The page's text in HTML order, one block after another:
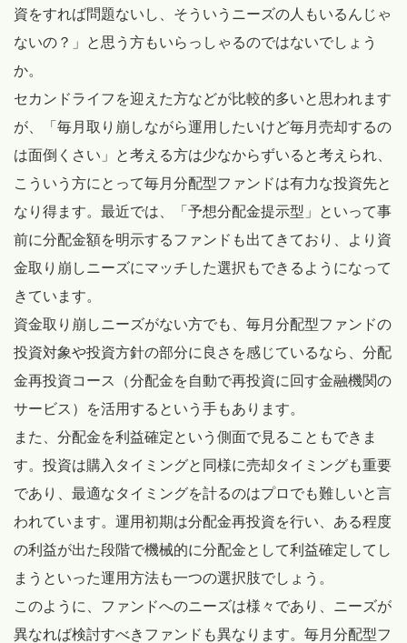
資をすれば問題ないし、そういうニーズの人もいるんじゃ
ないの？」と思う方もいらっしゃるのではないでしょう
か。
セカンドライフを迎えた方などが比較的多いと思われます
が、「毎月取り崩しながら運用したいけど毎月売却するの
は面倒くさい」と考える方は少なからずいると考えられ、
こういう方にとって毎月分配型ファンドは有力な投資先と
なり得ます。最近では、「予想分配金提示型」といって事
前に分配金額を明示するファンドも出てきており、より資
金取り崩しニーズにマッチした選択もできるようになって
きています。
資金取り崩しニーズがない方でも、毎月分配型ファンドの
投資対象や投資方針の部分に良さを感じているなら、分配
金再投資コース（分配金を自動で再投資に回す金融機関の
サービス）を活用するという手もあります。
また、分配金を利益確定という側面で見ることもできま
す。投資は購入タイミングと同様に売却タイミングも重要
であり、最適なタイミングを計るのはプロでも難しいと言
われています。運用初期は分配金再投資を行い、ある程度
の利益が出た段階で機械的に分配金として利益確定してし
まうといった運用方法も一つの選択肢でしょう。
このように、ファンドへのニーズは様々であり、ニーズが
異なれば検討すべきファンドも異なります。毎月分配型フ